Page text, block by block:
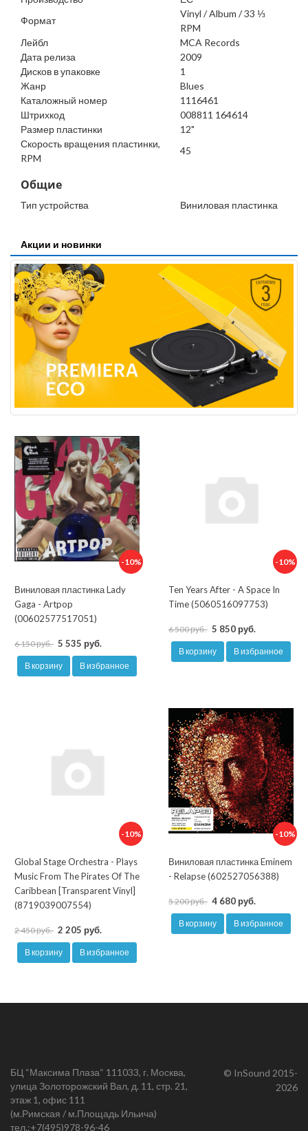
Формат
Vinyl / Album / 33 ⅓
RPM
Лейбл
MCA Records
Дата релиза
2009
Дисков в упаковке
1
Жанр
Blues
Каталожный номер
1116461
Штрихкод
008811 164614
Размер пластинки
12"
Скорость вращения пластинки,
RPM
45
Общие
Тип устройства Виниловая пластинка
Акции и новинки
-10%
Виниловая пластинка Lady
Gaga - Artpop
(00602577517051)
6 150 руб. 5 535 руб.
В корзину В избранное
-10%
Ten Years After - A Space In
Time (5060516097753)
6 500 руб. 5 850 руб.
В корзину В избранное
-10%
Global Stage Orchestra - Plays
Music From The Pirates Of The
Caribbean [Transparent Vinyl]
(8719039007554)
2 450 руб. 2 205 руб.
В корзину В избранное
-10%
Виниловая пластинка Eminem
- Relapse (602527056388)
5 200 руб. 4 680 руб.
В корзину В избранное
БЦ “Максима Плаза“ 111033, г. Москва,
улица Золоторожский Вал, д. 11, стр. 21,
этаж 1, офис 111
(м.Римская / м.Площадь Ильича)
тел.:+7(495)978-96-46
© InSound 2015-
2026